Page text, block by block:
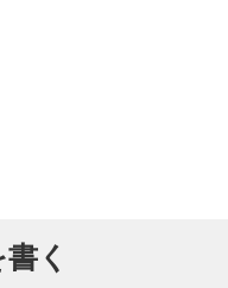
く